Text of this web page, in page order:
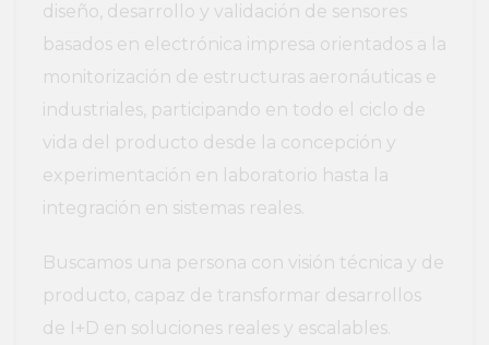
diseño, desarrollo y validación de sensores
basados en electrónica impresa orientados a la
monitorización de estructuras aeronáuticas e
industriales, participando en todo el ciclo de
vida del producto desde la concepción y
experimentación en laboratorio hasta la
integración en sistemas reales.
Buscamos una persona con visión técnica y de
producto, capaz de transformar desarrollos
de I+D en soluciones reales y escalables.